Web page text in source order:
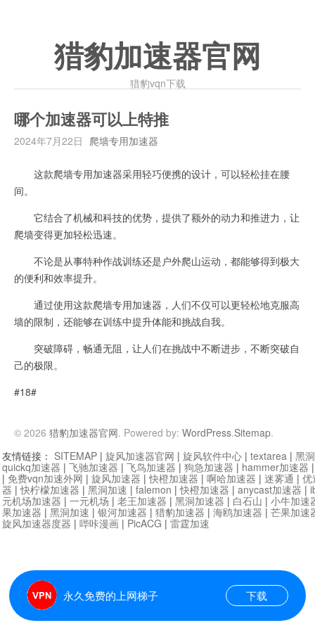
猎豹加速器官网
猎豹vqn下载
哪个加速器可以上特推
2024年7月22日 爬墙专用加速器
这款爬墙专用加速器采用轻巧便携的设计，可以轻松挂在腰
间。
它结合了机械和科技的优势，提供了额外的动力和推进力，让
爬墙变得更加轻松迅速。
不论是从事特种作战训练还是户外爬山运动，都能够得到极大
的便利和效率提升。
通过使用这款爬墙专用加速器，人们不仅可以更轻松地克服高
墙的限制，还能够在训练中提升体能和挑战自我。
突破障碍，畅通无阻，让人们在挑战中不断进步，不断突破自
己的极限。
#18#
© 2026 猎豹加速器官网. Powered by: WordPress.Sitemap.
永久免费的上网梯子 下载
友情链接： SITEMAP | 旋风加速器官网 | 旋风软件中心 | textarea | 黑
quickq加速器 | 飞驰加速器 | 飞鸟加速器 | 狗急加速器 | hammer加速器
| 免费vqn加速外网 | 旋风加速器 |快橙加速器 | 啊哈加速器 | 迷雾通 | 优
器 |快柠檬加速器 | 黑洞加速 | falemon |快橙加速器 | anycast加速器 |
元机场加速器 | 一元机场 | 老王加速器 | 黑洞加速器 | 白石山 | 小牛加速
果加速器 | 黑洞加速 | 银河加速器 | 猎豹加速器 | 海鸥加速器 | 芒果加速
旋风加速器度器 | 哔咔漫画 | PicACG | 雷霆加速